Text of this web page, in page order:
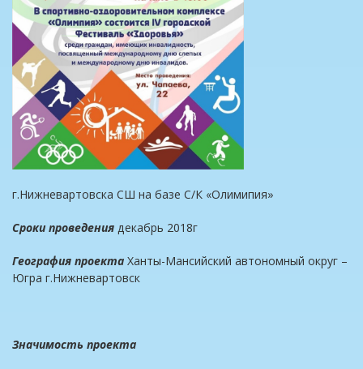
г.Нижневартовска СШ на базе С/К «Олимипия»
Сроки проведения декабрь 2018г
География проекта Ханты-Мансийский автономный округ –
Югра г.Нижневартовск
Значимость проекта